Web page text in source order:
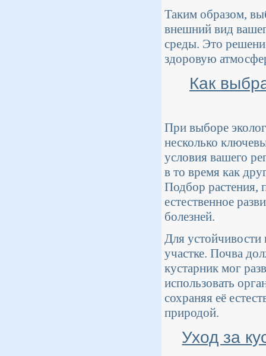
Таким образом,
внешний вид
среды. Это
здоровую
Как
При выборе
несколько
условия вашего
в то время как
Подбор растения,
естественное
болезней.
Для
участке. Почва
кустарник мог
использовать
сохраняя её
природой.
Уход за